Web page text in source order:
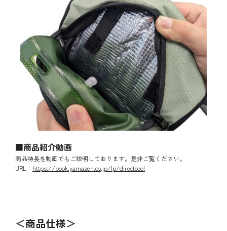
■商品紹介動画
商品特長を動画でもご説明しております。是非ご覧ください。
URL： https://book.yamazen.co.jp/lp/directcool
＜商品仕様＞